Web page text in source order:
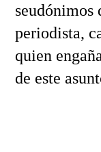
seudónimos
periodista,
quien
de este